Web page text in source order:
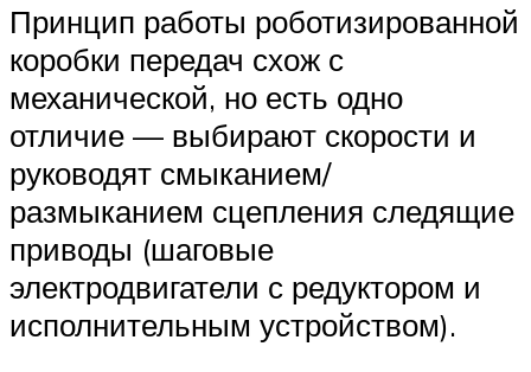
Принцип работы роботизированной
коробки передач схож с
механической, но есть одно
отличие — выбирают скорости и
руководят смыканием/
размыканием сцепления следящие
приводы (шаговые
электродвигатели с редуктором и
исполнительным устройством).